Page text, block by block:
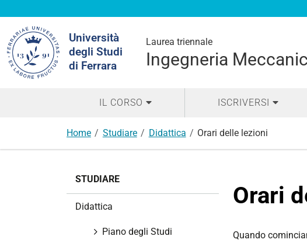
Università
degli Studi
di Ferrara
Laurea triennale
Ingegneria
nel
sito
IL CORSO ISCRIVERSI
Home Studiare Didattica Orari delle lezioni
Orari
Quando
STUDIARE
Didattica
Piano degli Studi